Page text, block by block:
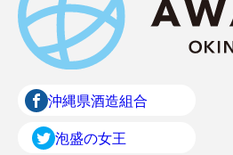
沖縄県酒造組合
泡盛の女王